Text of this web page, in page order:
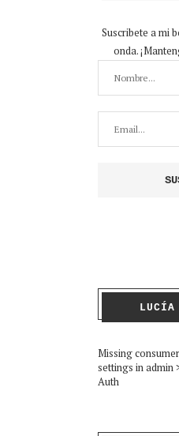
Suscribete a mi
onda.
LUCÍA
Missing
settings in admin
Auth